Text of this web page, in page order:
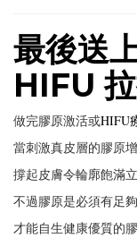
最後送
HIFU
做完膠原激活或HIFU
當刺激真皮層的膠原增
撐起皮膚令輪廓飽滿立
不過膠原是必須有足
才能自生健康優質的